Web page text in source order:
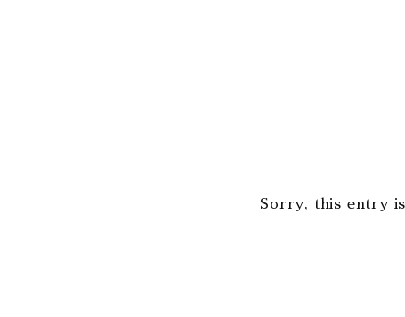
Sorry, this entry